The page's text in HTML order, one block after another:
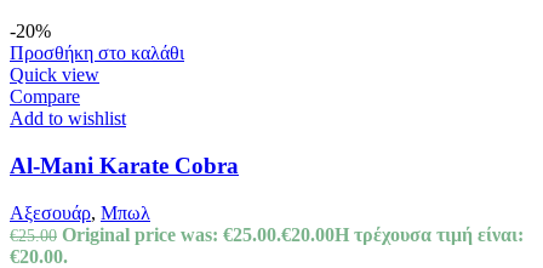
-20%
Προσθήκη στο καλάθι
Quick view
Compare
Add to wishlist
Al-Mani Karate Cobra
Αξεσουάρ, Μπωλ
€25.00 Original price was: €25.00.€20.00Η τρέχουσα τιμή είναι:
€20.00.